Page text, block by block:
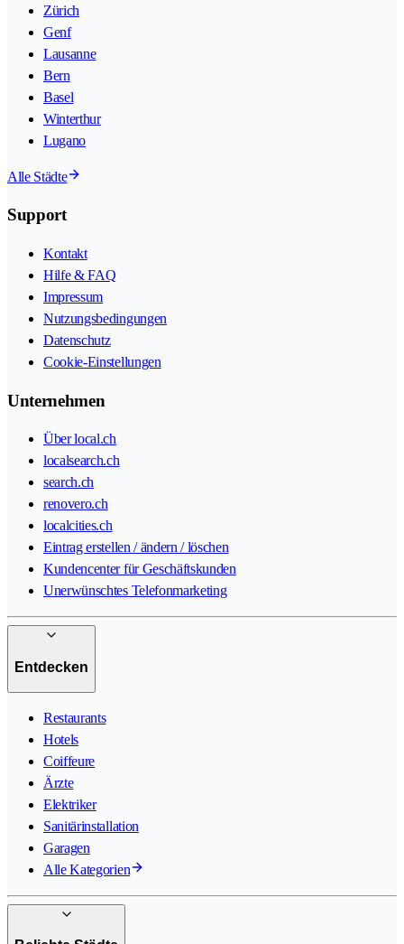
Zürich
Genf
Lausanne
Bern
Basel
Winterthur
Lugano
Alle Städte
Support
Kontakt
Hilfe & FAQ
Impressum
Nutzungsbedingungen
Datenschutz
Cookie-Einstellungen
Unternehmen
Über local.ch
localsearch.ch
search.ch
renovero.ch
localcities.ch
Eintrag erstellen / ändern / löschen
Kundencenter für Geschäftskunden
Unerwünschtes Telefonmarketing
Entdecken
Restaurants
Hotels
Coiffeure
Ärzte
Elektriker
Sanitärinstallation
Garagen
Alle Kategorien